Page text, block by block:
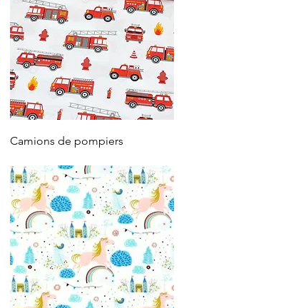
Vista rápida
Camions de pompiers